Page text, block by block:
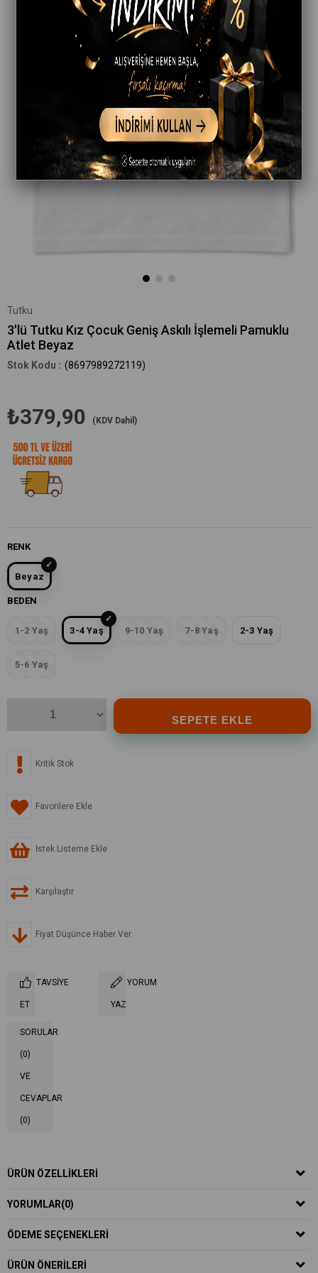
Tutku
3'lü Tutku Kız Çocuk Geniş Askılı İşlemeli Pamuklu
Atlet Beyaz
(8697989272119)
₺379,90 (KDV Dahil)
RENK
Beyaz
BEDEN
1-2 Yaş 3-4 Yaş 9-10 Yaş 7-8 Yaş 2-3 Yaş
5-6 Yaş
Kritik Stok
Favorilere Ekle
İstek Listeme Ekle
Karşılaştır
Fiyat Düşünce Haber Ver
TAVSIYE
ET
YORUM
YAZ
SORULAR
(0)
VE
CEVAPLAR
(0)
ÜRÜN ÖZELLIKLERI
YORUMLAR(0)
ÖDEME SEÇENEKLERI
ÜRÜN ÖNERILERI